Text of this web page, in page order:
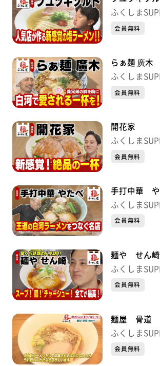
ふくしま
会員無料
らぁ麺 廣木
ふくしま
会員無料
開花家
ふくしま
会員無料
手打中華 や
ふくしま
会員無料
麺や せん崎
ふくしま
会員無料
麺屋 骨道
ふくしま
会員無料